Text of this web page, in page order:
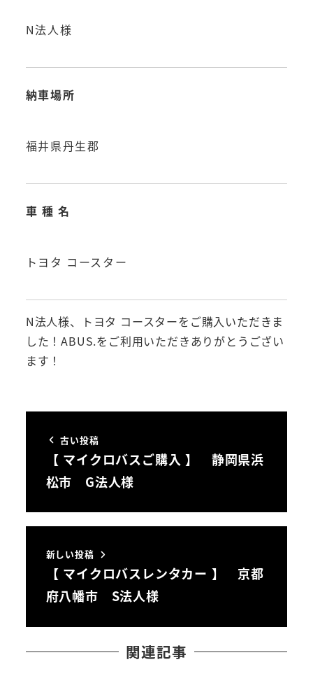
N法人様
納車場所
福井県丹生郡
車 種 名
トヨタ コースター
N法人様、トヨタ コースターをご購入いただきま
した！ABUS.をご利用いただきありがとうござい
ます！
古い投稿
【 マイクロバスご購入 】 静岡県浜
松市 G法人様
新しい投稿
【 マイクロバスレンタカー 】 京都
府八幡市 S法人様
関連記事